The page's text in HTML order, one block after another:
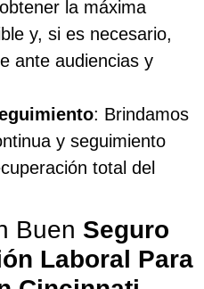
la máxima
y, si es necesario,
ante audiencias y
: Brindamos
y seguimiento
total del
Buen Seguro
Laboral Para